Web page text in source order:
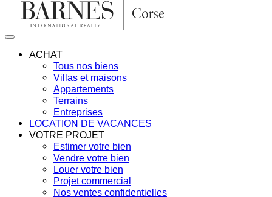
ACHAT
Tous nos biens
Villas et maisons
Appartements
Terrains
Entreprises
LOCATION DE VACANCES
VOTRE PROJET
Estimer votre bien
Vendre votre bien
Louer votre bien
Projet commercial
Nos ventes confidentielles